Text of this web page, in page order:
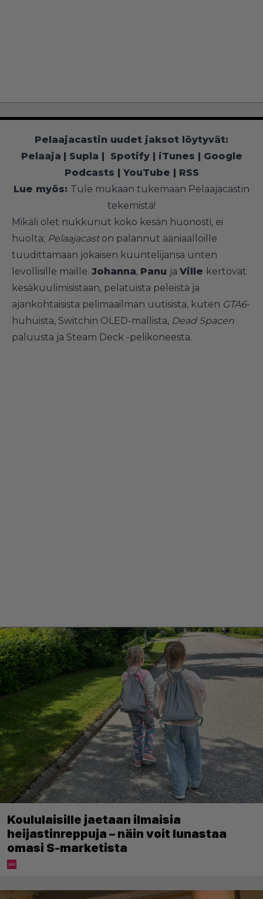
Pelaajacastin uudet jaksot löytyvät:
Pelaaja | Supla | Spotify| iTunes | Google
Podcasts | YouTube | RSS
Lue myös: Tule mukaan tukemaan Pelaajacastin
tekemistä!
Mikäli olet nukkunut koko kesän huonosti, ei
huolta; Pelaajacast on palannut ääniaalloille
tuudittamaan jokaisen kuuntelijansa unten
levollisille maille. Johanna, Panu ja Ville kertovat
kesäkuulimisistaan, pelatuista peleistä ja
ajankohtaisista pelimaailman uutisista, kuten GTA6-
huhuista, Switchin OLED-mallista, Dead Spacen
paluusta ja Steam Deck -pelikoneesta.
Koululaisille jaetaan ilmaisia
heijastinreppuja – näin voit lunastaa
omasi S-marketista